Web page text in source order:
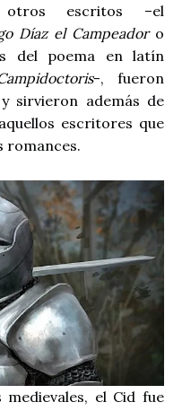
otros escritos –el
Díaz el Campeadoro
del poema en latín
-, fueron
sirvieron además de
escritores que
romances.
el Cid fue